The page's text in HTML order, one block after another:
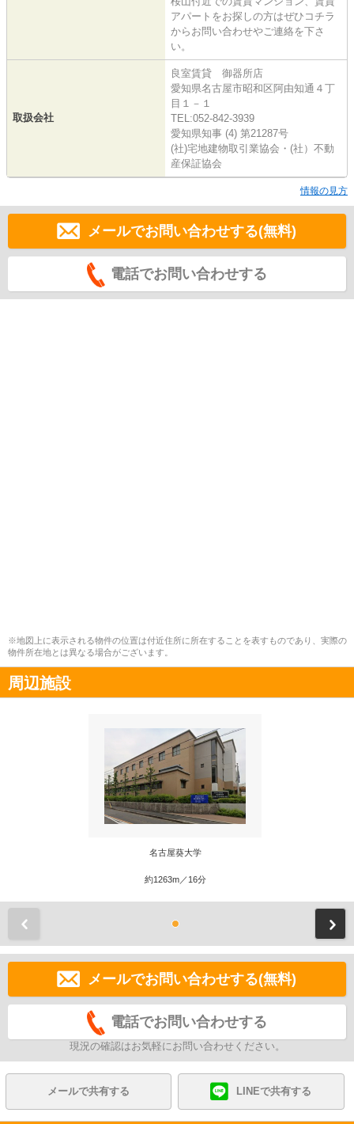
アパートをお探しの方はぜひコチラ
からお問い合わせやご連絡を下さ
い。
取扱会社
良室賃貸 御器所店
愛知県名古屋市昭和区阿由知通４丁
目１－１
TEL:052-842-3939
愛知県知事 (4) 第21287号
(社)宅地建物取引業協会・(社）不動
産保証協会
情報の見方
メールでお問い合わせする(無料)
電話でお問い合わせする
※地図上に表示される物件の位置は付近住所に所在することを表すものであり、実際の
物件所在地とは異なる場合がございます。
周辺施設
名古屋葵大学
約1263m／16分
メールでお問い合わせする(無料)
電話でお問い合わせする
現況の確認はお気軽にお問い合わせください。
メールで共有する LINEで共有する